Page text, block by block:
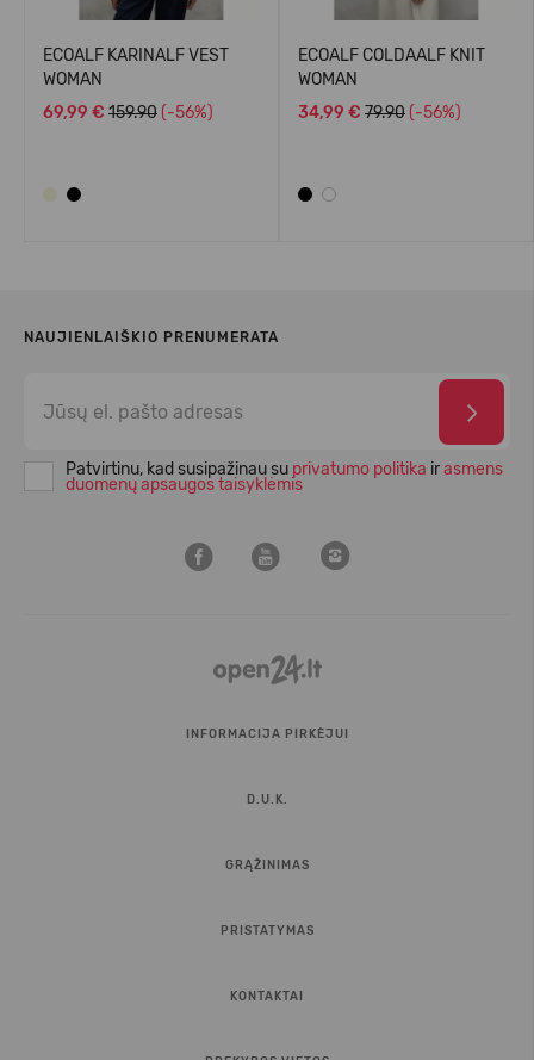
ECOALF KARINALF VEST
WOMAN
69,99 € 159.90 (-56%)
ECOALF COLDAALF KNIT
WOMAN
34,99 € 79.90 (-56%)
NAUJIENLAIŠKIO PRENUMERATA
Patvirtinu, kad susipažinau su privatumo politika irasmens
duomenų apsaugos taisyklėmis
INFORMACIJA PIRKĖJUI
D.U.K.
GRĄŽINIMAS
PRISTATYMAS
KONTAKTAI